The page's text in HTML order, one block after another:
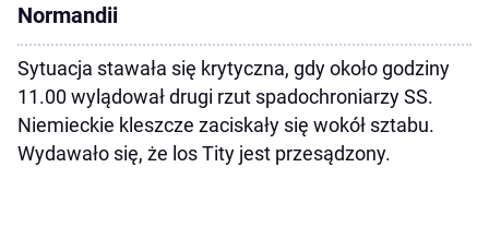
Normandii
Sytuacja stawała się krytyczna, gdy około godziny
11.00 wylądował drugi rzut spadochroniarzy SS.
Niemieckie kleszcze zaciskały się wokół sztabu.
Wydawało się, że los Tity jest przesądzony.